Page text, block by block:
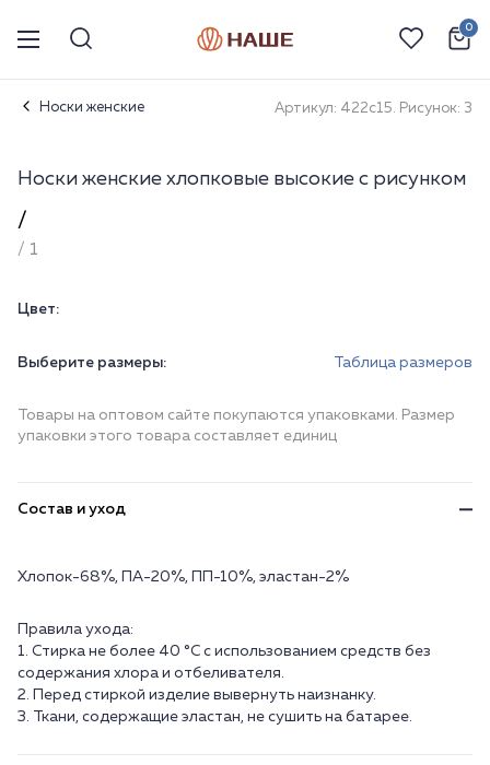
0
Носки женские Артикул: 422с15. Рисунок: 3
Носки женские хлопковые высокие с рисунком
/
/ 1
Цвет:
Выберите размеры: Таблица размеров
Товары на оптовом сайте покупаются упаковками. Размер
упаковки этого товара составляет единиц
Состав и уход
Хлопок-68%, ПА-20%, ПП-10%, эластан-2%
Правила ухода:
1. Стирка не более 40 °C с использованием средств без
содержания хлора и отбеливателя.
2. Перед стиркой изделие вывернуть наизнанку.
3. Ткани, содержащие эластан, не сушить на батарее.